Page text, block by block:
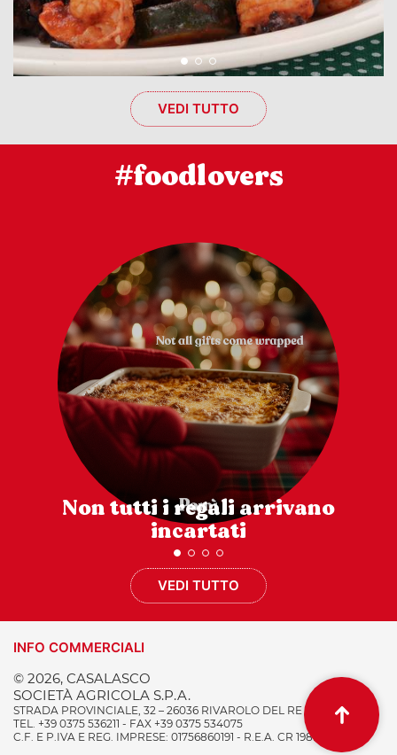
VEDI TUTTO
#foodlovers
Non tutti i regali arrivano
incartati
VEDI TUTTO
INFO COMMERCIALI
© 2026, CASALASCO
SOCIETÀ AGRICOLA S.P.A.
STRADA PROVINCIALE, 32 – 26036 RIVAROLO DEL RE (CR) ITALY
TEL. +39 0375 536211 - FAX +39 0375 534075
C.F. E P.IVA E REG. IMPRESE: 01756860191 - R.E.A. CR 198996